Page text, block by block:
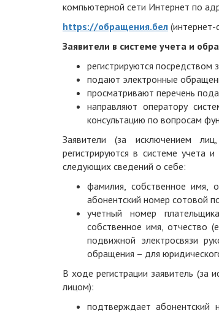
компьютерной сети Интернет по
https://обращения.бел (интернет-
Заявители в системе учета и
регистрируются посредством
подают электронные
просматривают перечень
направляют оператору
консультацию по вопросам
Заявители (за исключением
регистрируются в системе учета
следующих сведений о себе:
фамилия, собственное имя,
абонентский номер сотовой
учетный номер
собственное имя, отчество
подвижной электросвязи
обращения – для
В ходе регистрации заявитель (за
лицом):
подтверждает абонентский